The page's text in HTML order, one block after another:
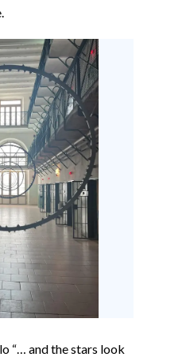
“… and the stars look